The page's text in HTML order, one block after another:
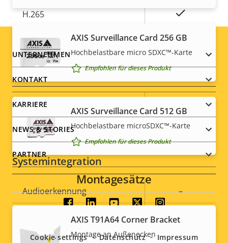
H.265 Ja
AV1 –
Audio
Eigentumsbeschreibung
Audiounterstützung
Integriertes Mikrofon -
Systemintegration
Eigentumsbeschreibung Eigentumswert
Audioerkennung –
Active Tampering
AXIS Surveillance Card 256 GB
Hochbelastbare micro SDXC™-Karte
Empfohlen für dieses Produkt
AXIS Surveillance Card 512 GB
Hochbelastbare microSDXC™-Karte
Empfohlen für dieses Produkt
Montagesätze
AXIS T91A64 Corner Bracket
Montage an Außenecken
Footer
menu
UNTERNEHMEN
KONTAKT
KARRIERE
NEWS & STORIES
PARTNER
Social
menu
Cookie settings Datenschutz
Impressum